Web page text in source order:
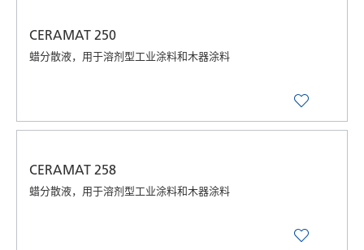
CERAMAT 250
蜡分散液，用于溶剂型工业涂料和木器涂料
CERAMAT 258
蜡分散液，用于溶剂型工业涂料和木器涂料